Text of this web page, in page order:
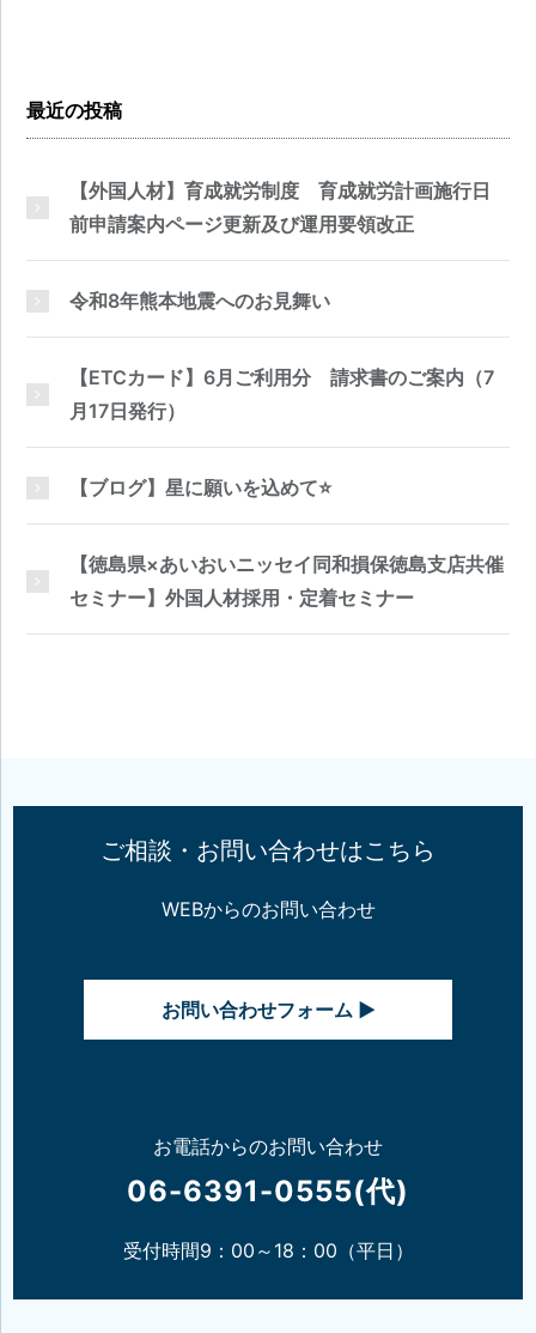
最近の投稿
【外国人材】育成就労制度 育成就労計画施行日
前申請案内ページ更新及び運用要領改正
令和8年熊本地震へのお見舞い
【ETCカード】6月ご利用分 請求書のご案内（7
月17日発行）
【ブログ】星に願いを込めて⭐
【徳島県×あいおいニッセイ同和損保徳島支店共催
セミナー】外国人材採用・定着セミナー
ご相談・お問い合わせはこちら
WEBからのお問い合わせ
お問い合わせフォーム ▶
お電話からのお問い合わせ
06-6391-0555(代)
受付時間9：00～18：00（平日）